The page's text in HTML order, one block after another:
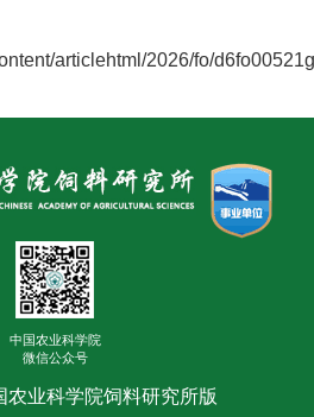
articlehtml/2026/fo/d6fo00521g
中国农业科学院
微信公众号
业科学院饲料研究所版